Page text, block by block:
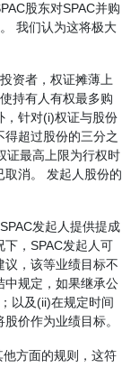
股东对SPAC并购
我们认为这将极大
资者，权证摊薄上
持有人有权最多购
，针对(i)权证与股份
超过股份的三分之
证最高上限为行权时
取消。 发起人股份的
发起人提供提成
，SPAC发起人可
议，该等业绩目标不
中规定，如果继承公
以及(ii)在规定时间
价作为业绩目标。
方面的规则，这符